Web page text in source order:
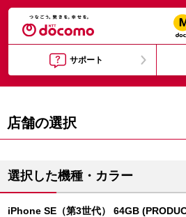
サポート
店舗の選択
選択した機種・カラー
iPhone SE（第3世代） 64GB